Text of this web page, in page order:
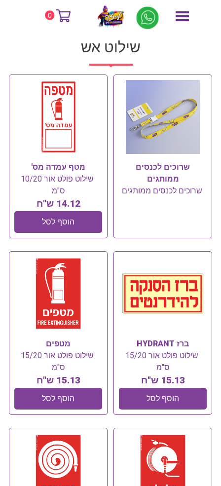
0 דף הבית שילוט אש
שילוט אש
שרוכים לכנסים
ממותגים
שרוכים לכנסים ממותגים
מטף עמדה מס'
שילוט פולט אור 10/20
ס"מ
14.12 ש"ח
הוסף לסל
ברז HYDRANT
שילוט פולט אור 15/20
ס"מ
15.13 ש"ח
הוסף לסל
מטפים
שילוט פולט אור 15/20
ס"מ
15.13 ש"ח
הוסף לסל